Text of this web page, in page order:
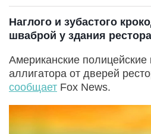
Наглого и зубастого
шваброй у здания
Американские полицейские
аллигатора от дверей
сообщает Fox News.